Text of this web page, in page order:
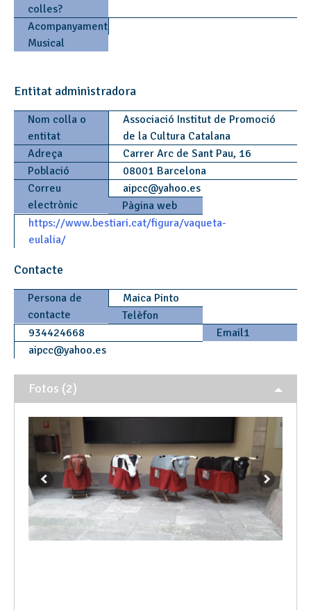
colles?
Acompanyament
Musical
Entitat administradora
Nom colla o
entitat
Associació Institut de Promoció
de la Cultura Catalana
Adreça
Carrer Arc de Sant Pau, 16
Població
08001 Barcelona
Correu
electrònic
aipcc@yahoo.es
Pàgina web
https://www.bestiari.cat/figura/vaqueta-
eulalia/
Contacte
Persona de
contacte
Maica Pinto
Telèfon
934424668
Email1
aipcc@yahoo.es
Fotos (2)